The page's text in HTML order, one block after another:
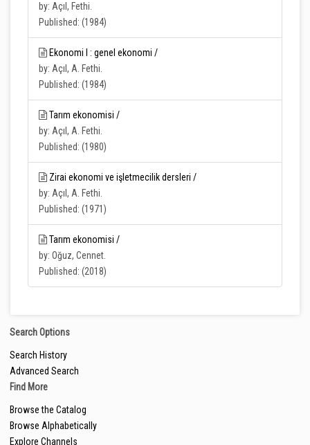
by: Açıl, Fethi.
Published: (1984)
Ekonomi I : genel ekonomi /
by: Açıl, A. Fethi.
Published: (1984)
Tarım ekonomisi /
by: Açıl, A. Fethi.
Published: (1980)
Zirai ekonomi ve işletmecilik dersleri /
by: Açıl, A. Fethi.
Published: (1971)
Tarım ekonomisi /
by: Oğuz, Cennet.
Published: (2018)
Search Options
Search History
Advanced Search
Find More
Browse the Catalog
Browse Alphabetically
Explore Channels